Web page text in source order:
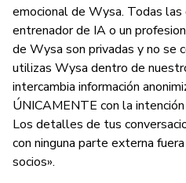
emocional de Wysa. Todas las
entrenador de IA o un
de Wysa son privadas y no se
utilizas Wysa dentro de
intercambia información
ÚNICAMENTE con la
Los detalles de tus
con ninguna parte externa
socios».